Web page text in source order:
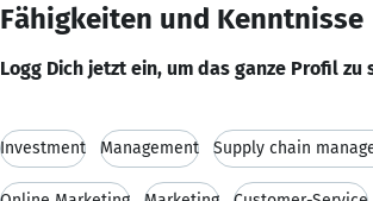
Fähigkeiten und Kenntnisse
Logg Dich jetzt ein, um das ganze Profil zu
Investment Management Supply chain